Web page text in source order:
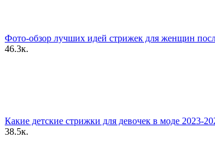
Фото-обзор лучших идей стрижек для женщин
46.3к.
Какие детские стрижки для девочек в моде 2023-
38.5к.